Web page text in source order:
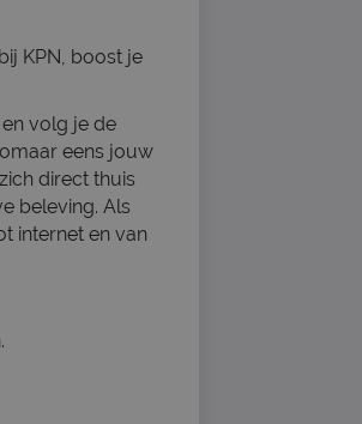
KPN, boost je
volg je de
eens jouw
direct thuis
beleving. Als
internet en van